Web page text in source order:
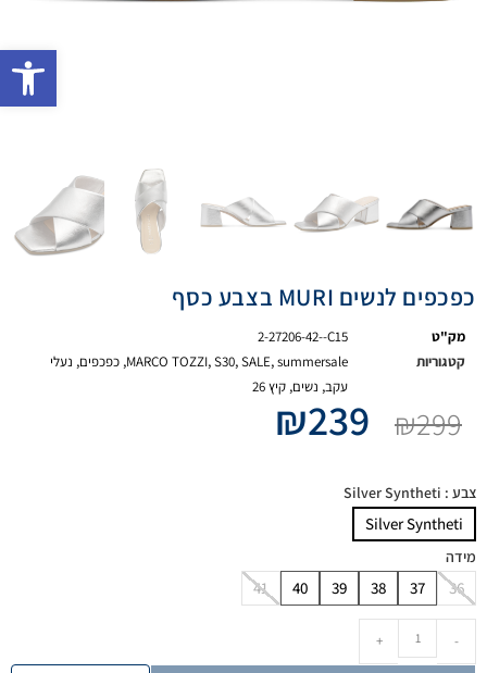
כפכפים לנשים MURI בצבע כסף
מק"ט
2-27206-42--C15
קטגוריות
MARCO TOZZI,S30,SALE,summersale
, כפכפים, נעלי
עקב, נשים, קיץ 26
₪299
₪239
צבע : Silver Syntheti
Silver Syntheti
מידה
36
37
38
39
40
41
-
+